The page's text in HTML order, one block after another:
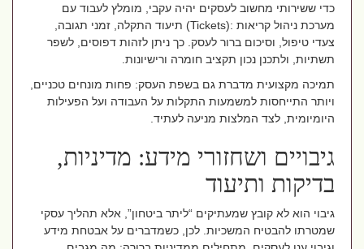
כדי ששירותי מחשוב לעסקים יהיה עקבי, מומלץ לעבוד עם
מערכת ניהול קריאות(Tickets):תיעוד התקלה, זמני תגובה,
צעדי טיפול, וסיכום ברור לעסק. כך ניתן לזהות דפוסים, לשפר
תשתיות, ולתכנן נכון תקציב חומרה ורישיונות.
תמיכה מקצועית מדברת גם בשפת העסק: פחות מונחים טכניים,
ויותר התייחסות למשמעות התקלות על העבודה ועל הפעילות
היומיומית, לצד המלצות מניעה לעתיד.
גיבויים ושחזורי מידע: מדיניות,
בדיקות ותיעוד
גיבוי הוא לא קובץ שמעתיקים “ליתר ביטחון”, אלא תהליך עסקי
שמטרתו להבטיח המשכיות. לכן, כשמדברים על אבטחת מידע